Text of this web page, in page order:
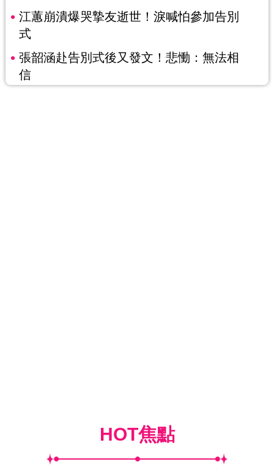
江蕙崩潰爆哭摯友逝世！淚喊怕參加告別
式
張韶涵赴告別式後又發文！悲慟：無法相
信
HOT焦點